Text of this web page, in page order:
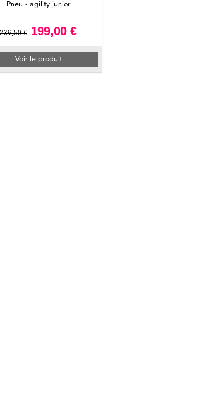
Pneu - agility junior
239,50 € 199,00 €
Voir le produit